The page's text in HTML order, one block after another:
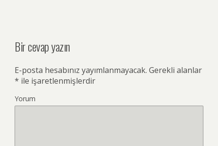
Bir cevap yazın
E-posta hesabınız yayımlanmayacak. Gerekli alanlar
* ile işaretlenmişlerdir
Yorum